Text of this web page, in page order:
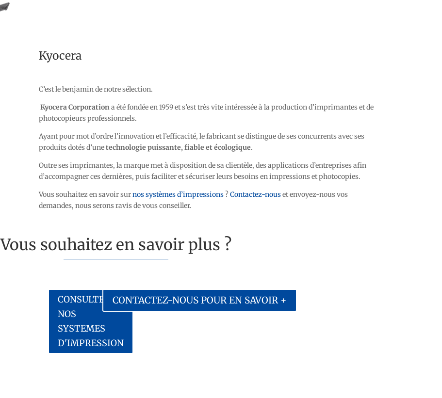
Kyocera
C’est le benjamin de notre sélection.
Kyocera Corporation a été fondée en 1959 et s’est très vite intéressée à la production d’imprimantes et de
photocopieurs professionnels.
Ayant pour mot d’ordre l’innovation et l’efficacité, le fabricant se distingue de ses concurrents avec ses
produits dotés d’unetechnologie puissante, fiable et écologique.
Outre ses imprimantes, la marque met à disposition de sa clientèle, des applications d’entreprises afin
d’accompagner ces dernières, puis faciliter et sécuriser leurs besoins en impressions et photocopies.
Vous souhaitez en savoir surnos systèmes d’impressions?Contactez-nouset envoyez-nous vos
demandes, nous serons ravis de vous conseiller.
Vous souhaitez en savoir plus ?
CONSULTEZ
NOS
SYSTEMES
D'IMPRESSION
CONTACTEZ-NOUS POUR EN SAVOIR +